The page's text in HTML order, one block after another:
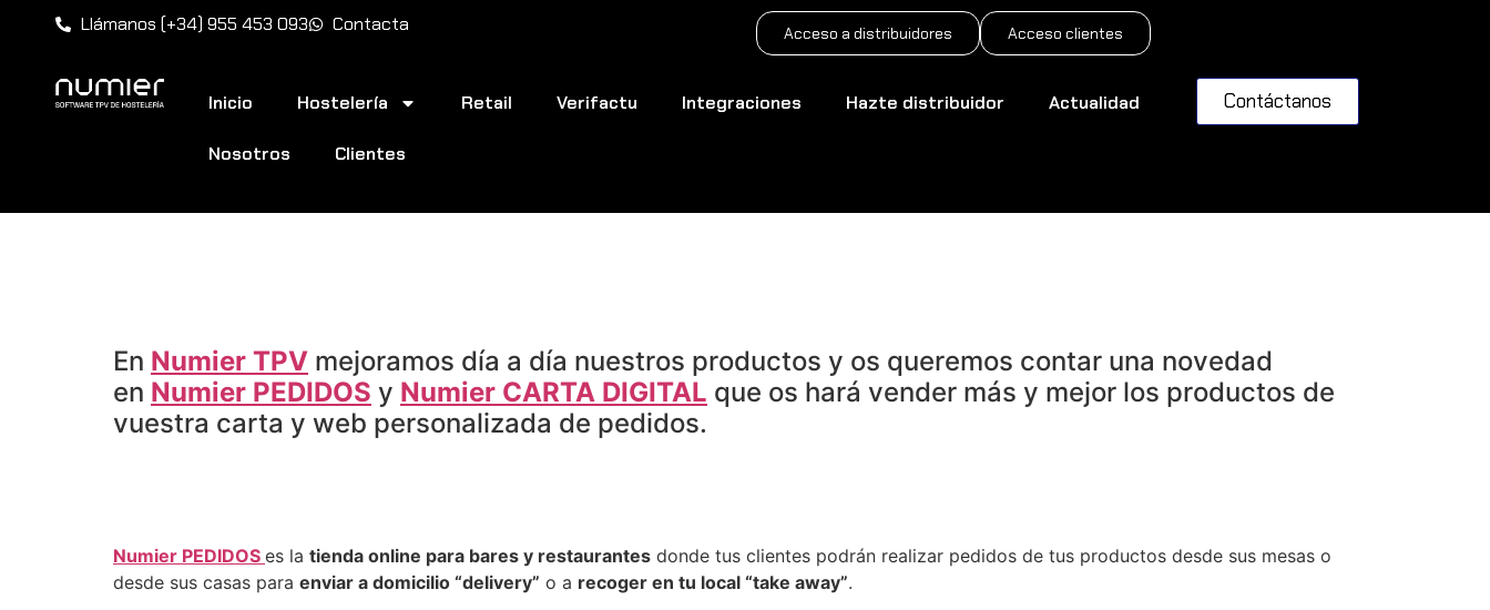
Llámanos (+34) 955 453 093 Contacta Acceso a distribuidores Acceso clientes
Inicio Hostelería Retail Verifactu Integraciones Hazte distribuidor Actualidad
Nosotros Clientes
Contáctanos
En Numier TPV mejoramos día a día nuestros productos y os queremos contar una novedad
en Numier PEDIDOS y Numier CARTA DIGITAL que os hará vender más y mejor los productos de
vuestra carta y web personalizada de pedidos.
Numier PEDIDOS es la tienda online para bares y restaurantes donde tus clientes podrán realizar pedidos de tus productos desde sus mesas o
desde sus casas para enviar a domicilio “delivery” o a recoger en tu local “take away”.